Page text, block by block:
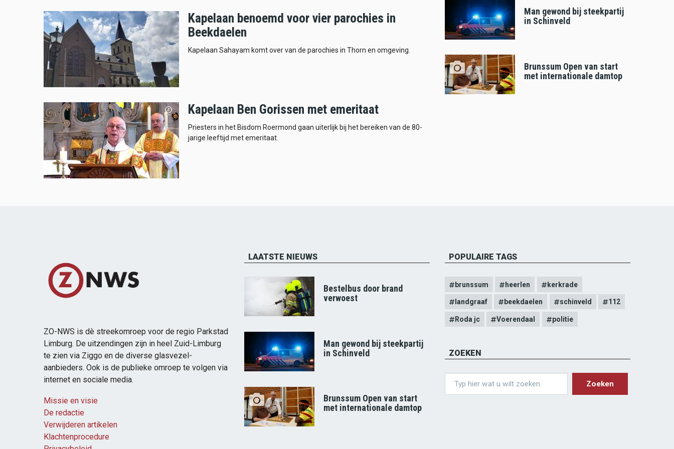
Kapelaan benoemd voor vier parochies in
Beekdaelen
Kapelaan Sahayam komt over van de parochies in Thorn en omgeving.
Kapelaan Ben Gorissen met emeritaat
Priesters in het Bisdom Roermond gaan uiterlijk bij het bereiken van de 80-
jarige leeftijd met emeritaat.
Man gewond bij steekpartij
in Schinveld
Brunssum Open van start
met internationale damtop
ZO-NWS is dè streekomroep voor de regio Parkstad
Limburg. De uitzendingen zijn in heel Zuid-Limburg
te zien via Ziggo en de diverse glasvezel-
aanbieders. Ook is de publieke omroep te volgen via
internet en sociale media.
Missie en visie
De redactie
Verwijderen artikelen
Klachtenprocedure
LAATSTE NIEUWS
Bestelbus door brand
verwoest
Man gewond bij steekpartij
in Schinveld
Brunssum Open van start
met internationale damtop
POPULAIRE TAGS
brunssum heerlen kerkrade
landgraaf beekdaelen schinveld 112
Roda jc Voerendaal politie
ZOEKEN